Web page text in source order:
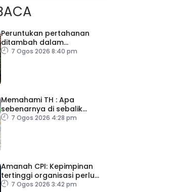
Antarabangsa
Peruntukan pertahanan
ditambah dalam
Belanjawan 2027
7 Ogos 2026 8:40 pm
Memahami TH : Apa
sebenarnya di sebalik
angka
7 Ogos 2026 4:28 pm
Amanah CPI: Kepimpinan
tertinggi organisasi perlu
pacu reformasi radikal
7 Ogos 2026 3:42 pm